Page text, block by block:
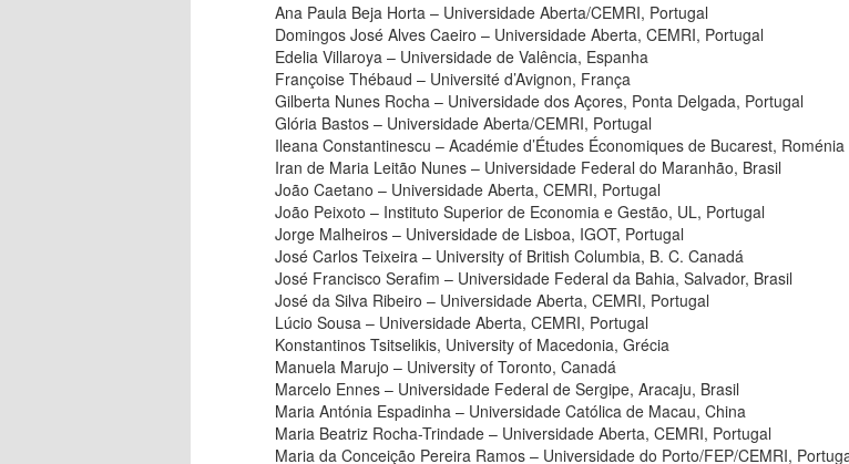
Ana Paula Beja Horta – Universidade Aberta/CEMRI, Portugal
Domingos José Alves Caeiro – Universidade Aberta, CEMRI, Portugal
Edelia Villaroya – Universidade de Valência, Espanha
Françoise Thébaud – Université d’Avignon, França
Gilberta Nunes Rocha – Universidade dos Açores, Ponta Delgada, Portugal
Glória Bastos – Universidade Aberta/CEMRI, Portugal
Ileana Constantinescu – Académie d’Études Économiques de Bucarest, Roménia
Iran de Maria Leitão Nunes – Universidade Federal do Maranhão, Brasil
João Caetano – Universidade Aberta, CEMRI, Portugal
João Peixoto – Instituto Superior de Economia e Gestão, UL, Portugal
Jorge Malheiros – Universidade de Lisboa, IGOT, Portugal
José Carlos Teixeira – University of British Columbia, B. C. Canadá
José Francisco Serafim – Universidade Federal da Bahia, Salvador, Brasil
José da Silva Ribeiro – Universidade Aberta, CEMRI, Portugal
Lúcio Sousa – Universidade Aberta, CEMRI, Portugal
Konstantinos Tsitselikis, University of Macedonia, Grécia
Manuela Marujo – University of Toronto, Canadá
Marcelo Ennes – Universidade Federal de Sergipe, Aracaju, Brasil
Maria Antónia Espadinha – Universidade Católica de Macau, China
Maria Beatriz Rocha-Trindade – Universidade Aberta, CEMRI, Portugal
Maria da Conceição Pereira Ramos – Universidade do Porto/FEP/CEMRI,